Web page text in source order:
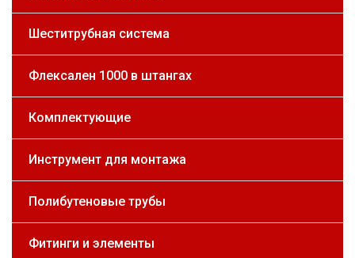
Шеститрубная система
Флексален 1000 в штангах
Комплектующие
Инструмент для монтажа
Полибутеновые трубы
Фитинги и элементы